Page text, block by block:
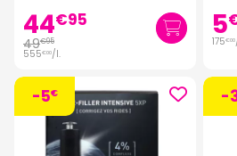
44€95
49€95
555€00/l.
5
175€00
-5€ -